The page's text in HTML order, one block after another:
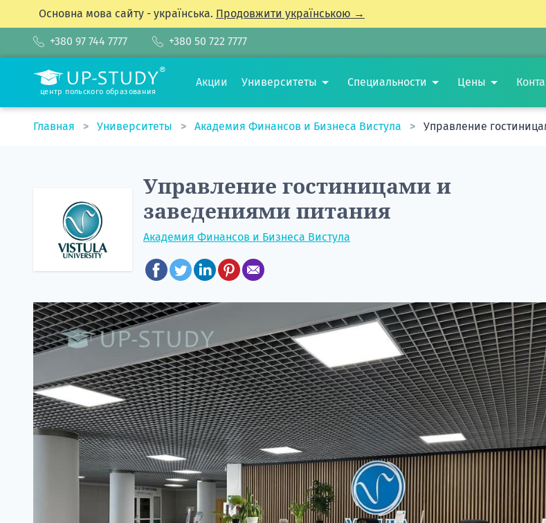
Основна мова сайту - українська. Продовжити українською →
+380 97 744 7777 +380 50 722 7777
центр польского образования
Акции Университеты Специальности Цены
Главная Университеты Академия Финансов и Бизнеса Вистула Управление
Управление гостиницами и
заведениями питания
Академия Финансов и Бизнеса Вистула